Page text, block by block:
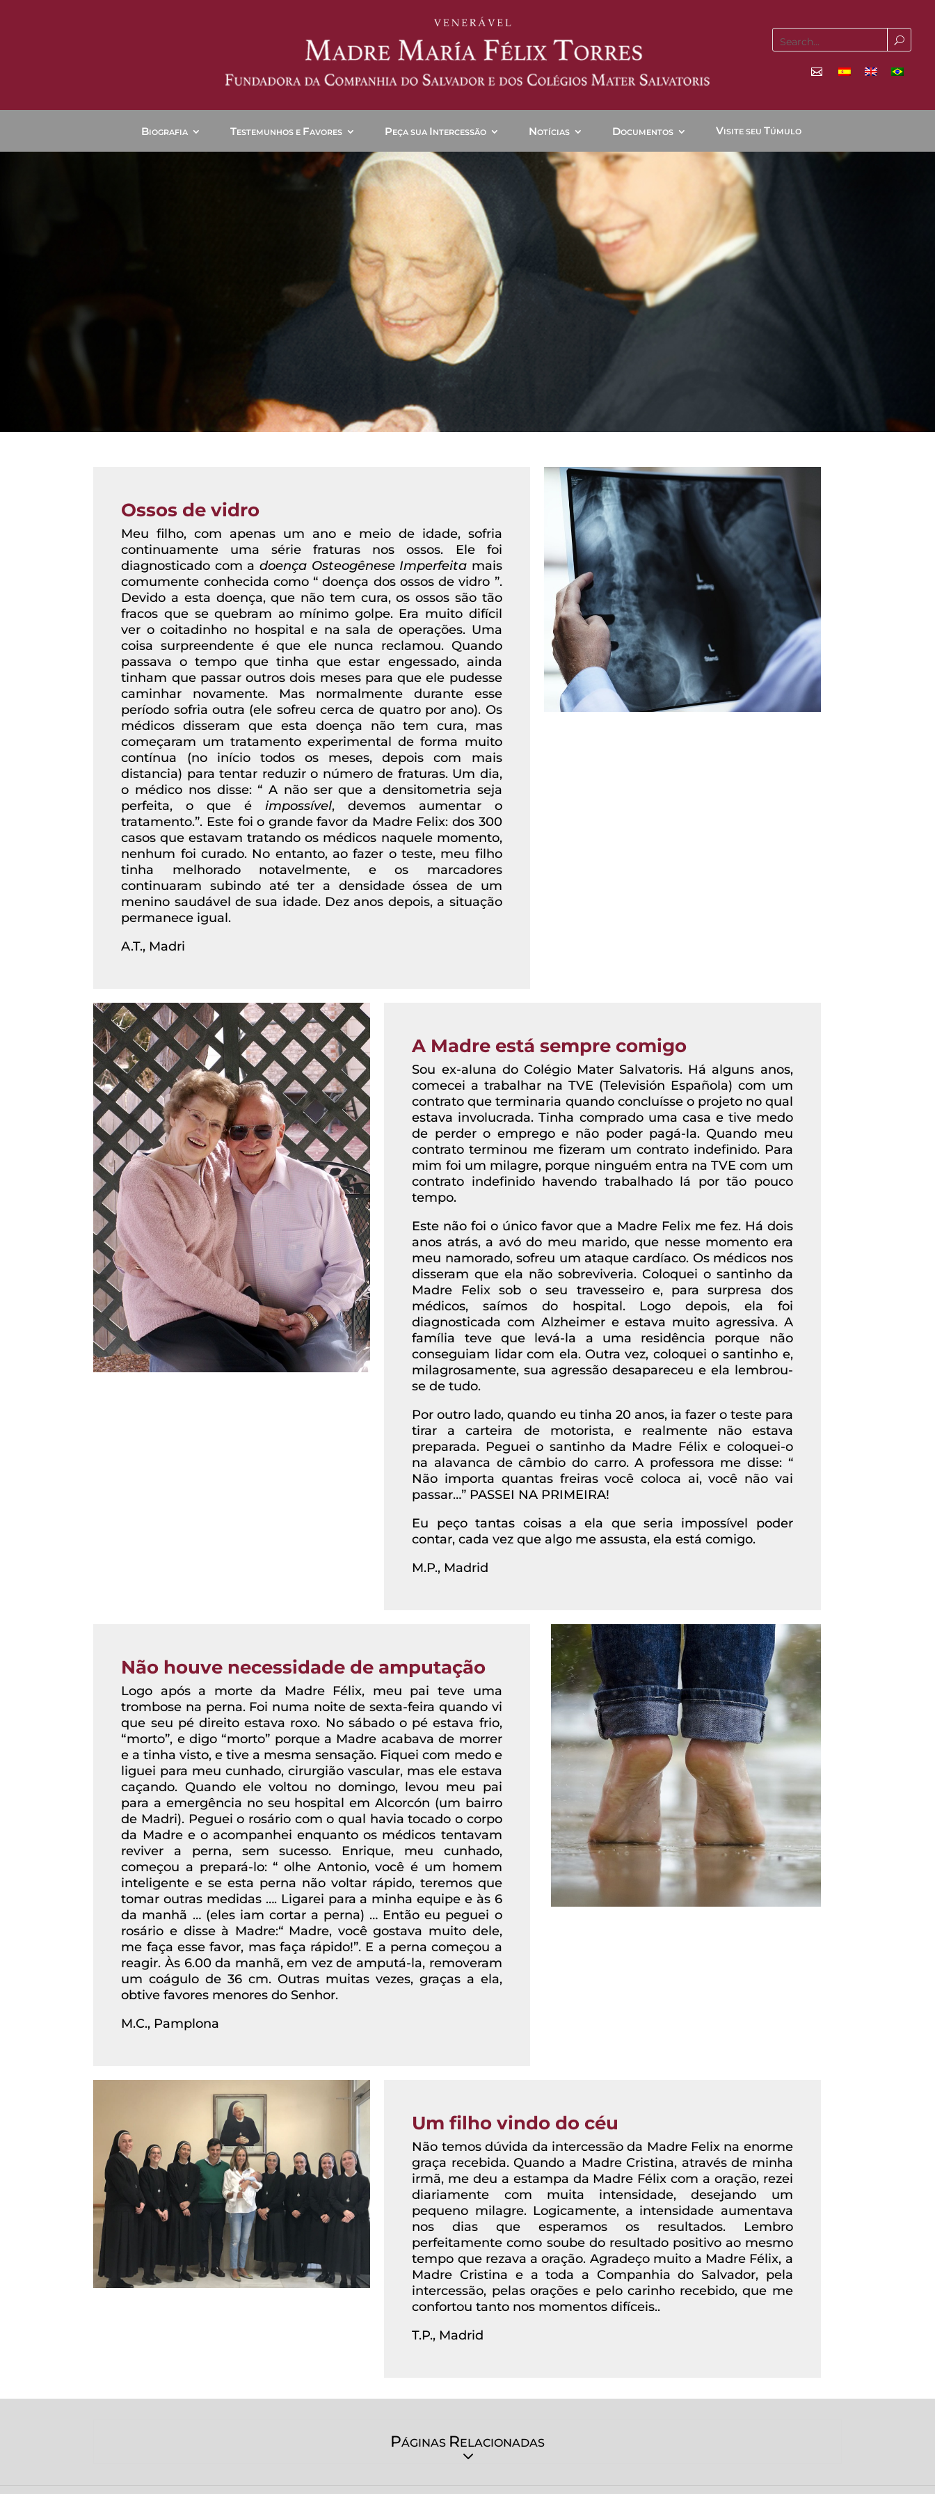
BIOGRAFIA TESTEMUNHOS E FAVORES PEÇA SUA INTERCESSÃO NOTÍCIAS DOCUMENTOS VISITE SEU TÚMULO
Ossos de vidro
Meu filho, com apenas um ano e meio de idade, sofria
continuamente uma série fraturas nos ossos. Ele foi
diagnosticado com a doença Osteogênese Imperfeita mais
comumente conhecida como “ doença dos ossos de vidro ”.
Devido a esta doença, que não tem cura, os ossos são tão
fracos que se quebram ao mínimo golpe. Era muito difícil
ver o coitadinho no hospital e na sala de operações. Uma
coisa surpreendente é que ele nunca reclamou. Quando
passava o tempo que tinha que estar engessado, ainda
tinham que passar outros dois meses para que ele pudesse
caminhar novamente. Mas normalmente durante esse
período sofria outra (ele sofreu cerca de quatro por ano). Os
médicos disseram que esta doença não tem cura, mas
começaram um tratamento experimental de forma muito
contínua (no início todos os meses, depois com mais
distancia) para tentar reduzir o número de fraturas. Um dia,
o médico nos disse: “ A não ser que a densitometria seja
perfeita, o que é
impossível, devemos aumentar o
tratamento.”. Este foi o grande favor da Madre Felix: dos 300
casos que estavam tratando os médicos naquele momento,
nenhum foi curado. No entanto, ao fazer o teste, meu filho
tinha melhorado notavelmente, e os marcadores
continuaram subindo até ter a densidade óssea de um
menino saudável de sua idade. Dez anos depois, a situação
permanece igual.
A.T., Madri
A Madre está sempre comigo
Sou ex-aluna do Colégio Mater Salvatoris. Há alguns anos,
comecei a trabalhar na TVE (Televisión Española) com um
contrato que terminaria quando concluísse o projeto no qual
estava involucrada. Tinha comprado uma casa e tive medo
de perder o emprego e não poder pagá-la. Quando meu
contrato terminou me fizeram um contrato indefinido. Para
mim foi um milagre, porque ninguém entra na TVE com um
contrato indefinido havendo trabalhado lá por tão pouco
tempo.
Este não foi o único favor que a Madre Felix me fez. Há dois
anos atrás, a avó do meu marido, que nesse momento era
meu namorado, sofreu um ataque cardíaco. Os médicos nos
disseram que ela não sobreviveria. Coloquei o santinho da
Madre Felix sob o seu travesseiro e, para surpresa dos
médicos, saímos do hospital. Logo depois, ela foi
diagnosticada com Alzheimer e estava muito agressiva. A
família teve que levá-la a uma residência porque não
conseguiam lidar com ela. Outra vez, coloquei o santinho e,
milagrosamente, sua agressão desapareceu e ela lembrou-
se de tudo.
Por outro lado, quando eu tinha 20 anos, ia fazer o teste para
tirar a carteira de motorista, e realmente não estava
preparada. Peguei o santinho da Madre Félix e coloquei-o
na alavanca de câmbio do carro. A professora me disse: “
Não importa quantas freiras você coloca ai, você não vai
passar…” PASSEI NA PRIMEIRA!
Eu peço tantas coisas a ela que seria impossível poder
contar, cada vez que algo me assusta, ela está comigo.
M.P., Madrid
Não houve necessidade de amputação
Logo após a morte da Madre Félix, meu pai teve uma
trombose na perna. Foi numa noite de sexta-feira quando vi
que seu pé direito estava roxo. No sábado o pé estava frio,
“morto”, e digo “morto” porque a Madre acabava de morrer
e a tinha visto, e tive a mesma sensação. Fiquei com medo e
liguei para meu cunhado, cirurgião vascular, mas ele estava
caçando. Quando ele voltou no domingo, levou meu pai
para a emergência no seu hospital em Alcorcón (um bairro
de Madri). Peguei o rosário com o qual havia tocado o corpo
da Madre e o acompanhei enquanto os médicos tentavam
reviver a perna, sem sucesso. Enrique, meu cunhado,
começou a prepará-lo: “ olhe Antonio, você é um homem
inteligente e se esta perna não voltar rápido, teremos que
tomar outras medidas …. Ligarei para a minha equipe e às 6
da manhã … (eles iam cortar a perna) … Então eu peguei o
rosário e disse à Madre:“ Madre, você gostava muito dele,
me faça esse favor, mas faça rápido!”. E a perna começou a
reagir. Às 6.00 da manhã, em vez de amputá-la, removeram
um coágulo de 36 cm. Outras muitas vezes, graças a ela,
obtive favores menores do Senhor.
M.C., Pamplona
Um filho vindo do céu
Não temos dúvida da intercessão da Madre Felix na enorme
graça recebida. Quando a Madre Cristina, através de minha
irmã, me deu a estampa da Madre Félix com a oração, rezei
diariamente com muita intensidade, desejando um
pequeno milagre. Logicamente, a intensidade aumentava
nos dias que esperamos os resultados. Lembro
perfeitamente como soube do resultado positivo ao mesmo
tempo que rezava a oração. Agradeço muito a Madre Félix, a
Madre Cristina e a toda a Companhia do Salvador, pela
intercessão, pelas orações e pelo carinho recebido, que me
confortou tanto nos momentos difíceis..
T.P., Madrid
PÁGINAS RELACIONADAS